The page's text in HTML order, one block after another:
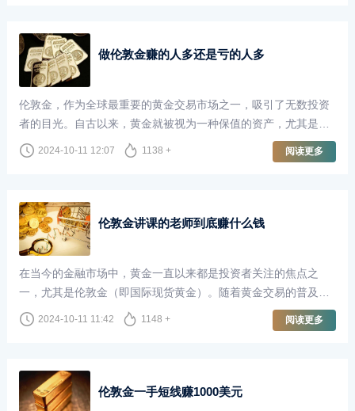
做伦敦金赚的人多还是亏的人多
伦敦金，作为全球最重要的黄金交易市场之一，吸引了无数投资
者的目光。自古以来，黄金就被视为一种保值的资产，尤其是在
经济不确定性加剧的背景下，越来越多的人选择通过做伦敦金来
获取财富。然而，关于做伦敦金的投资者中，赚的人多还是亏的
2024-10-11 12:07 1138 + 阅读更多
伦敦金讲课的老师到底赚什么钱
在当今的金融市场中，黄金一直以来都是投资者关注的焦点之
一，尤其是伦敦金（即国际现货黄金）。随着黄金交易的普及，
越来越多的人开始关注如何通过黄金市场获取收益。这也催生了
一种新兴职业——以伦敦金为主题的讲课老师。他们不仅传授知
到底赚什么钱呢？
2024-10-11 11:42 1148 + 阅读更多
伦敦金一手短线赚1000美元